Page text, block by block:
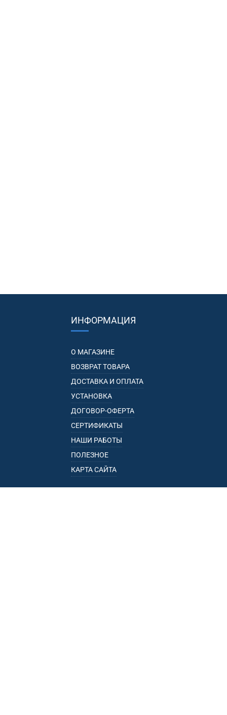
ИНФОРМАЦИЯ
О МАГАЗИНЕ
ВОЗВРАТ ТОВАРА
ДОСТАВКА И ОПЛАТА
УСТАНОВКА
ДОГОВОР-ОФЕРТА
СЕРТИФИКАТЫ
НАШИ РАБОТЫ
ПОЛЕЗНОЕ
КАРТА САЙТА